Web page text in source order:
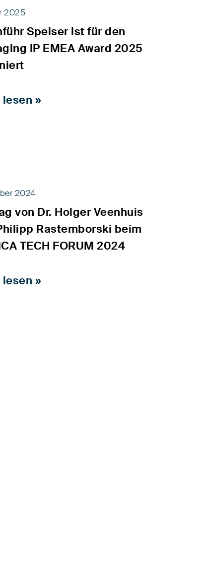
2025
Speiser ist für den
IP EMEA Award 2025
lesen »
2024
von Dr. Holger Veenhuis
Rastemborski beim
TECH FORUM 2024
lesen »